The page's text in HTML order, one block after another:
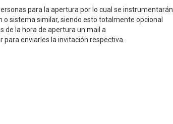
para la apertura por lo cual se instrumentarán
sistema similar, siendo esto totalmente opcional
de la hora de apertura un mail a
enviarles la invitación respectiva.